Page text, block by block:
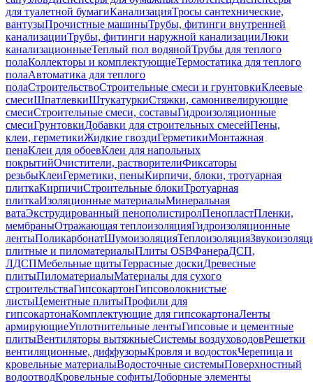
для туалетной бумагиКанализацияТросы сантехнические,
вантузыПрочистные машиныТрубы, фитинги внутренней
канализацииТрубы, фитинги наружной канализацииЛюки
канализационныеТеплый пол водянойТрубы для теплого
полаКоллекторы и комплектующиеТермостатика для теплого
полаАвтоматика для теплого
полаСтроительствоСтроительные смеси и грунтовкиКлеевые
смесиШпатлевкиШтукатуркиСтяжки, самонивелирующие
смесиСтроительные смеси, составыГидроизоляционные
смесиГрунтовкиДобавки для строительных смесейПены,
клеи, герметикиЖидкие гвоздиГерметикиМонтажная
пенаКлеи для обоевКлеи для напольных
покрытийОчистители, растворителиФиксаторы
резьбыКлеиГерметики, пеныКирпичи, блоки, тротуарная
плиткаКирпичиСтроительные блокиТротуарная
плиткаИзоляционные материалыМинеральная
ватаЭкструдированный пенополистиролПенопластПленки,
мембраныОтражающая теплоизоляцияГидроизоляционные
лентыПоликарбонатШумоизоляцияТеплоизоляция
плитные и пиломатериалыПлиты OSBФанераДСП,
ЛДСПМебельные щитыТеррасные доскиДревесные
плитыПиломатериалыМатериалы для сухого
строительстваГипсокартонГипсоволокнистые
листыЦементные плитыПрофили для
гипсокартонаКомплектующие для гипсокартонаЛенты
армирующиеУплотнительные лентыГипсовые и цементные
плитыВентиляторы вытяжныеСистемы воздуховодовРешетки
вентиляционные, диффузорыКровля и водостокЧерепица и
кровельные материалыВодосточные системыПоверхностный
водоотводКровельные софитыДоборные элементы